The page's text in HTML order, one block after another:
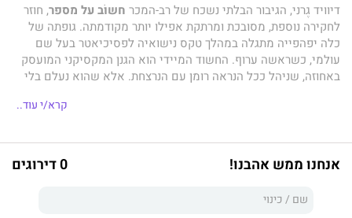
דיוויד גֶרני, הגיבור הבלתי נשכח של רב-המכר חשוֹב על מספר, חוזר
לחקירה נוספת, מסובכת ומרתקת אפילו יותר מקודמתה. גופתה של
כלה יפהפייה מתגלה במהלך טקס נישואיה לפסיכיאטר בעל שם
עולמי, כשראשה ערוף. החשוד המיידי הוא הגנן המקסיקני המועסק
באחוזה, שניהל ככל הנראה רומן עם הנרצחת. אלא שהוא נעלם בלי
עבר לא נקלטה דמותו. בייאושה פונה אמה של הנרצחת לגרני כדי
ניו יורק, מנסה שוב להסתגל לחיי הכפר השלווים ולהתנתק מהעולם
האפל שהשאיר מאחוריו, אבל נסיבות הרצח המוזרות והמסתורין
האופף אותו מפתים אותו לקבל על עצמו את החקירה למרות
הסתייגותה של רעייתו מדלן. וככל שהוא מעמיק לחקור, הוא מגלה
שהוא הולך ומתקרב למארג פשיעה בינלאומי, אכזרי וחולני ועם זאת
קרא/י עוד..
אנחנו ממש אהבנו! 0 דירוגים